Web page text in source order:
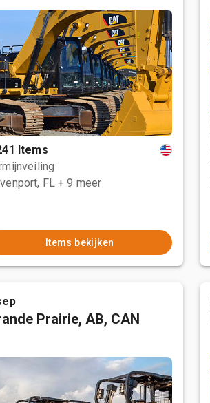
Items
FL + 9 meer
Items bekijken
Prairie, AB, CAN